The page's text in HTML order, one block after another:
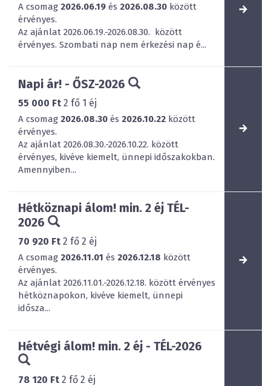
A csomag 2026.06.19 és 2026.08.30 között
érvényes.
Az ajánlat 2026.06.19.-2026.08.30. között
érvényes. Szombati nap nem érkezési nap é...
Napi ár! - ŐSZ-2026
55 000 Ft 2 fő 1 éj
A csomag 2026.08.30 és 2026.10.22 között
érvényes.
Az ajánlat 2026.08.30.-2026.10.22. között
érvényes, kivéve kiemelt, ünnepi időszakokban.
Amennyiben...
Hétköznapi álom! min. 2 éj TÉL-
2026
70 920 Ft 2 fő 2 éj
A csomag 2026.11.01 és 2026.12.18 között
érvényes.
Az ajánlat 2026.11.01.-2026.12.18. között érvényes
hétköznapokon, kivéve kiemelt, ünnepi
idősza...
Hétvégi álom! min. 2 éj - TÉL-2026
78 120 Ft 2 fő 2 éj